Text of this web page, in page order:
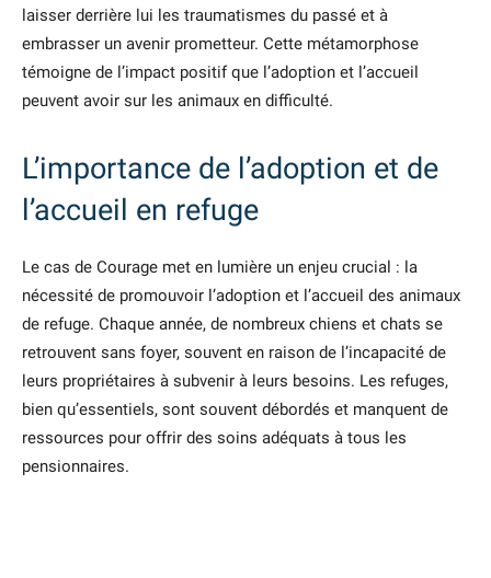
laisser derrière lui les traumatismes du passé et à
embrasser un avenir prometteur. Cette métamorphose
témoigne de l’impact positif que l’adoption et l’accueil
peuvent avoir sur les animaux en difficulté.
L’importance de l’adoption et de
l’accueil en refuge
Le cas de Courage met en lumière un enjeu crucial : la
nécessité de promouvoir l’adoption et l’accueil des animaux
de refuge. Chaque année, de nombreux chiens et chats se
retrouvent sans foyer, souvent en raison de l’incapacité de
leurs propriétaires à subvenir à leurs besoins. Les refuges,
bien qu’essentiels, sont souvent débordés et manquent de
ressources pour offrir des soins adéquats à tous les
pensionnaires.